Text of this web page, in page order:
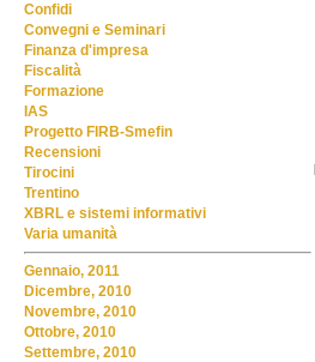
Confidi
Convegni e Seminari
Finanza d'impresa
Fiscalità
Formazione
IAS
Progetto FIRB-Smefin
Recensioni
Tirocini
Trentino
XBRL e sistemi informativi
Varia umanità
Gennaio, 2011
Dicembre, 2010
Novembre, 2010
Ottobre, 2010
Settembre, 2010